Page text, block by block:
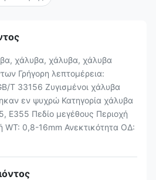
χάλυβα, χάλυβα, χάλυβα
Γρήγορη λεπτομέρεια:
T 33156 Ζυγισμένοι χάλυβα
εν ψυχρώ Κατηγορία χάλυβα
Ε355 Πεδίο μεγέθους Περιοχή
WT: 0,8-16mm Ανεκτικότητα ΟΔ: